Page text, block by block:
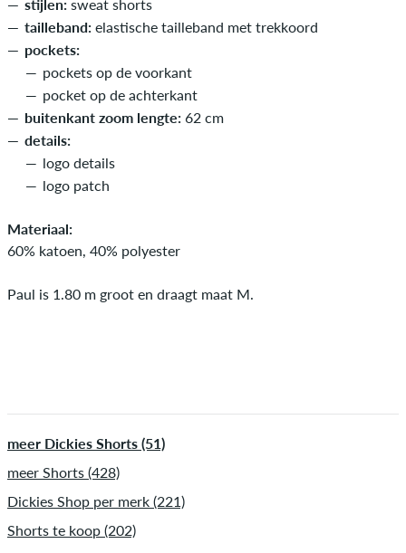
stijlen: sweat shorts
tailleband: elastische tailleband met trekkoord
pockets:
pockets op de voorkant
pocket op de achterkant
buitenkant zoom lengte: 62 cm
details:
logo details
logo patch
Materiaal:
60% katoen, 40% polyester
Paul is 1.80 m groot en draagt maat M.
meer Dickies Shorts (51)
meer Shorts (428)
Dickies Shop per merk (221)
Shorts te koop (202)